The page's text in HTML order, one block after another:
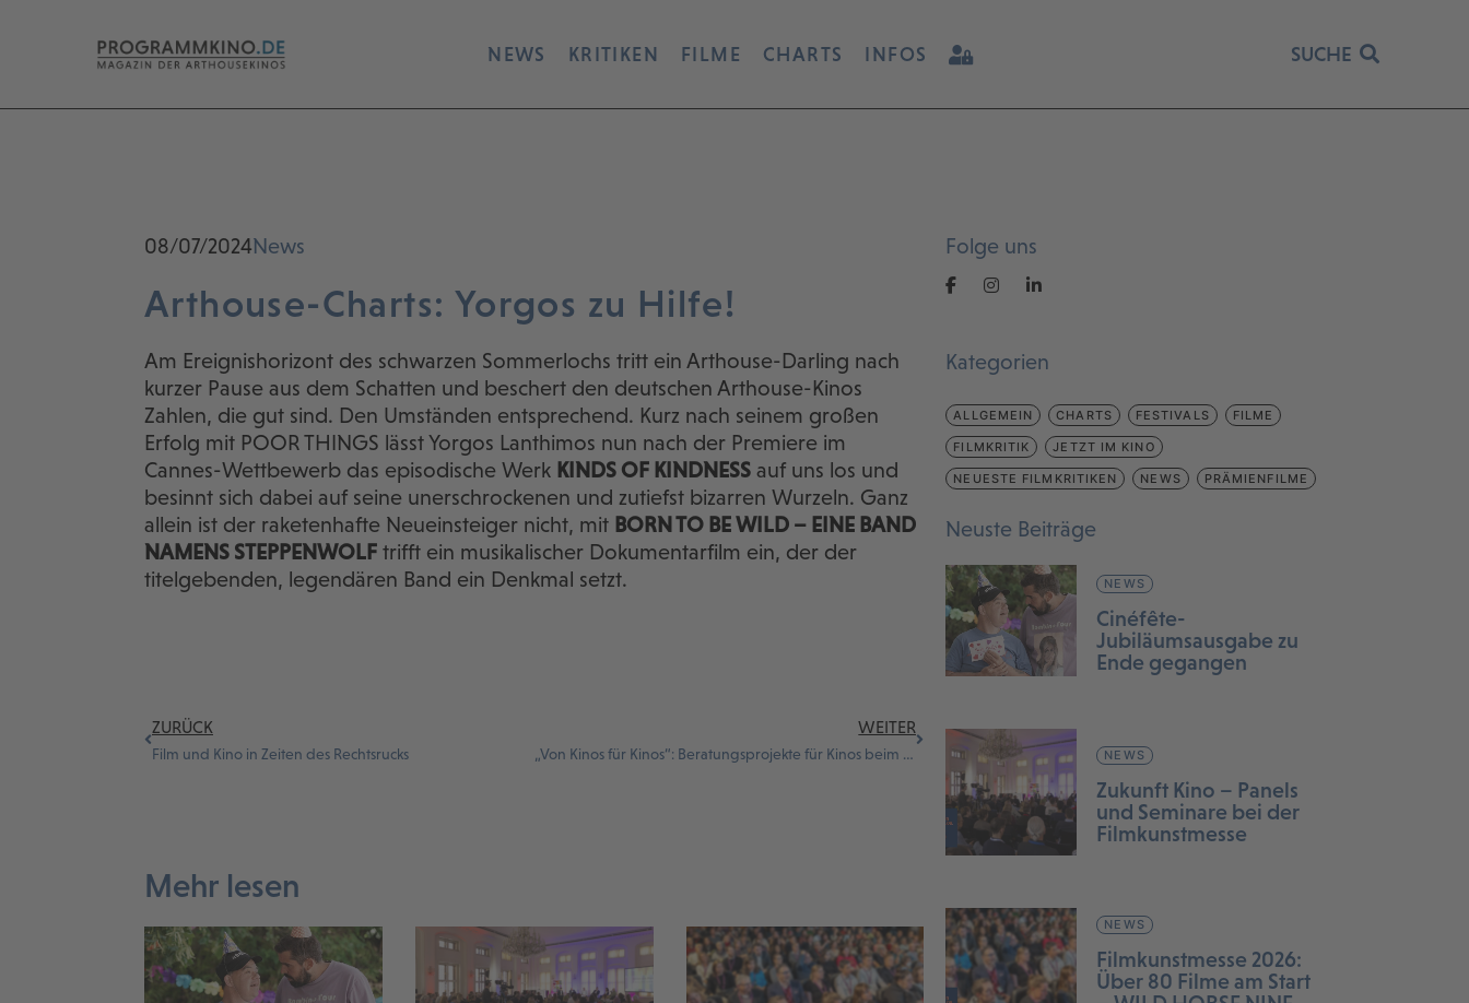
NEWS KRITIKEN FILME CHARTS INFOS SUCHE
08/07/2024News
Arthouse-Charts: Yorgos zu Hilfe!
Am Ereignishorizont des schwarzen Sommerlochs tritt ein Arthouse-Darling nach
kurzer Pause aus dem Schatten und beschert den deutschen Arthouse-Kinos
Zahlen, die gut sind. Den Umständen entsprechend. Kurz nach seinem großen
Erfolg mit POOR THINGS lässt Yorgos Lanthimos nun nach der Premiere im
Cannes-Wettbewerb das episodische Werk KINDS OF KINDNESS auf uns los und
besinnt sich dabei auf seine unerschrockenen und zutiefst bizarren Wurzeln. Ganz
allein ist der raketenhafte Neueinsteiger nicht, mit BORN TO BE WILD – EINE BAND
NAMENS STEPPENWOLF trifft ein musikalischer Dokumentarfilm ein, der der
titelgebenden, legendären Band ein Denkmal setzt.
ZURÜCK
Film und Kino in Zeiten des Rechtsrucks
WEITER
„Von Kinos für Kinos“: Beratungsprojekte für Kinos beim Filmfest München vorgestellt
Mehr lesen
Folge uns
Kategorien
ALLGEMEIN CHARTS FESTIVALS FILME
FILMKRITIK JETZT IM KINO
NEUESTE FILMKRITIKEN NEWS PRÄMIENFILME
Neuste Beiträge
NEWS
Cinéfête-
Jubiläumsausgabe zu
Ende gegangen
NEWS
Zukunft Kino – Panels
und Seminare bei der
Filmkunstmesse
NEWS
Filmkunstmesse 2026:
Über 80 Filme am Start